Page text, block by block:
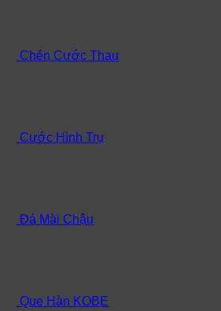
Chén Cước Thau
Cước Hình Trụ
Đá Mài Chậu
Que Hàn KOBE